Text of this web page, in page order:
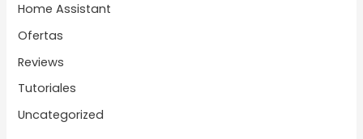
Home Assistant
Ofertas
Reviews
Tutoriales
Uncategorized